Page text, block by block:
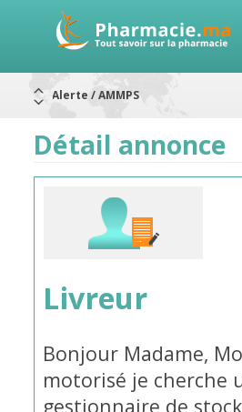
Aureomycine ophtalmique :
RAPPELS DE LOTS
Rappel de lots : ANTITOXINE
Détail annonce
Livreur
Bonjour Madame,
motorisé je cherche
gestionnaire de